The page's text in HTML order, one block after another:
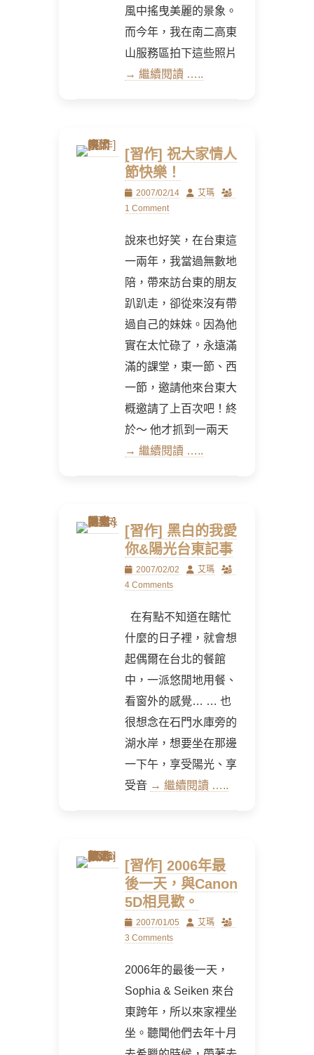
風中搖曳美麗的景象。
而今年，我在南二高東
山服務區拍下這些照片
→ 繼續閱讀 …..
[習作] 祝大家情人
節快樂！
Posted
on
2007/02/14 Author
艾瑪
1 Comment
說來也好笑，在台東這
一兩年，我當過無數地
陪，帶來訪台東的朋友
趴趴走，卻從來沒有帶
過自己的妹妹。因為他
實在太忙碌了，永遠滿
滿的課堂，東一節、西
一節，邀請他來台東大
概邀請了上百次吧！終
於～ 他才抓到一兩天
→ 繼續閱讀 …..
[習作] 黑白的我愛
你&陽光台東記事
Posted
on
2007/02/02 Author
艾瑪
4 Comments
在有點不知道在瞎忙
什麼的日子裡，就會想
起偶爾在台北的餐館
中，一派悠閒地用餐、
看窗外的感覺… … 也
很想念在石門水庫旁的
湖水岸，想要坐在那邊
一下午，享受陽光、享
受音 → 繼續閱讀 …..
[習作] 2006年最
後一天，與Canon
5D相見歡。
Posted
on
2007/01/05 Author
艾瑪
3 Comments
2006年的最後一天，
Sophia & Seiken 來台
東跨年，所以來家裡坐
坐。聽聞他們去年十月